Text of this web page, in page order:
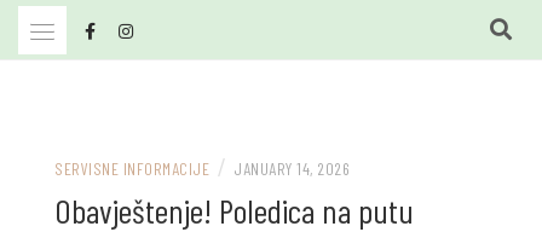
Skip
SERVISNE INFORMACIJE / JANUARY 14, 2026
Obavještenje! Poledica na putu